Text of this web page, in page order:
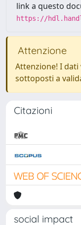
link a questo
https://
Attenzione
Attenzione! I
sottoposti a
Citazioni
social impact